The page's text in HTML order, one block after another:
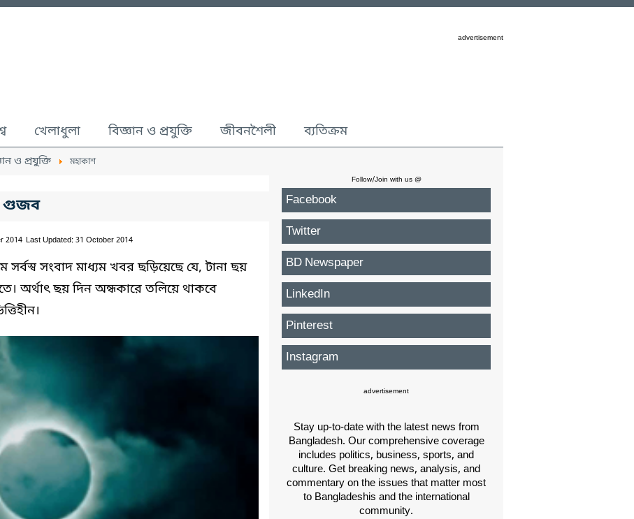
advertisement
খেলাধুলা বিজ্ঞান ও প্রযুক্তি জীবনশৈলী ব্যতিক্রম
ও প্রযুক্তি মহাকাশ
গুজব
2014 Last Updated: 31 October 2014
সর্বস্ব সংবাদ মাধ্যম খবর ছড়িয়েছে যে, টানা ছয়
অর্থাৎ ছয় দিন অন্ধকারে তলিয়ে থাকবে
Follow/Join with us @
Facebook
Twitter
BD Newspaper
LinkedIn
Pinterest
Instagram
advertisement
Stay up-to-date with the latest news from
Bangladesh. Our comprehensive coverage
includes politics, business, sports, and
culture. Get breaking news, analysis, and
commentary on the issues that matter most
to Bangladeshis and the international
community.